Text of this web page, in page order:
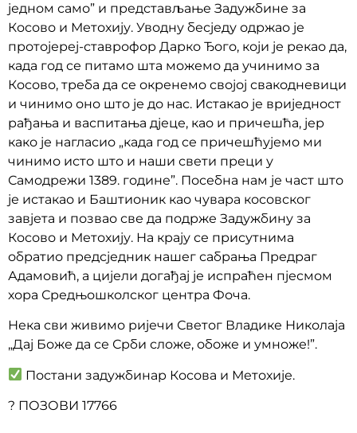
једном само” и представљање Задужбине за
Косово и Метохију. Уводну бесједу одржао је
протојереј-ставрофор Дарко Ђого, који је рекао да,
када год се питамо шта можемо да учинимо за
Косово, треба да се окренемо својој свакодневици
и чинимо оно што је до нас. Истакао је вриједност
рађања и васпитања дјеце, као и причешћа, јер
како је нагласио „када год се причешћујемо ми
чинимо исто што и наши свети преци у
Самодрежи 1389. године”. Посебна нам је част што
је истакао и Баштионик као чувара косовског
завјета и позвао све да подрже Задужбину за
Косово и Метохију. На крају се присутнима
обратио предсједник нашег сабрања Предраг
Адамовић, а цијели догађај је испраћен пјесмом
хора Средњошколског центра Фоча.
Нека сви живимо ријечи Светог Владике Николаја
„Дај Боже да се Срби сложе, обоже и умноже!”.
Постани задужбинар Косова и Метохије.
? ПОЗОВИ 17766